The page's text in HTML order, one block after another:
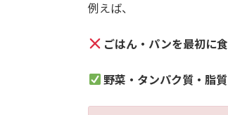
例えば、
ごはん・パンを最初に
野菜・タンパク質・脂